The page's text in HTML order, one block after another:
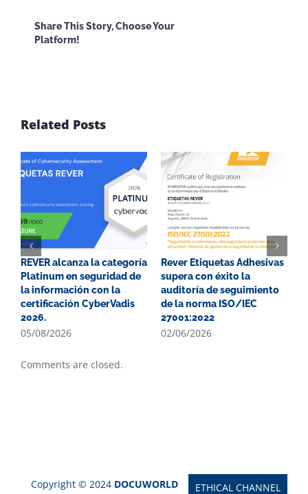
Share This Story, Choose Your
Platform!
Related Posts
REVER alcanza la categoría
Platinum en seguridad de
la información con la
certificación CyberVadis
2026.
05/08/2026
Rever Etiquetas Adhesivas
supera con éxito la
auditoría de seguimiento
de la norma ISO/IEC
27001:2022
02/06/2026
Comments are closed.
ETHICAL CHANNEL
Copyright © 2024 DOCUWORLD